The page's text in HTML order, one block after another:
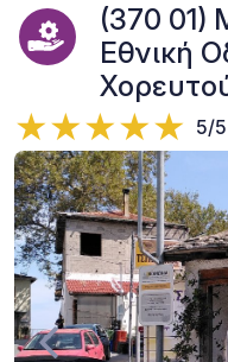
(370 01)
Εθνική
5/5